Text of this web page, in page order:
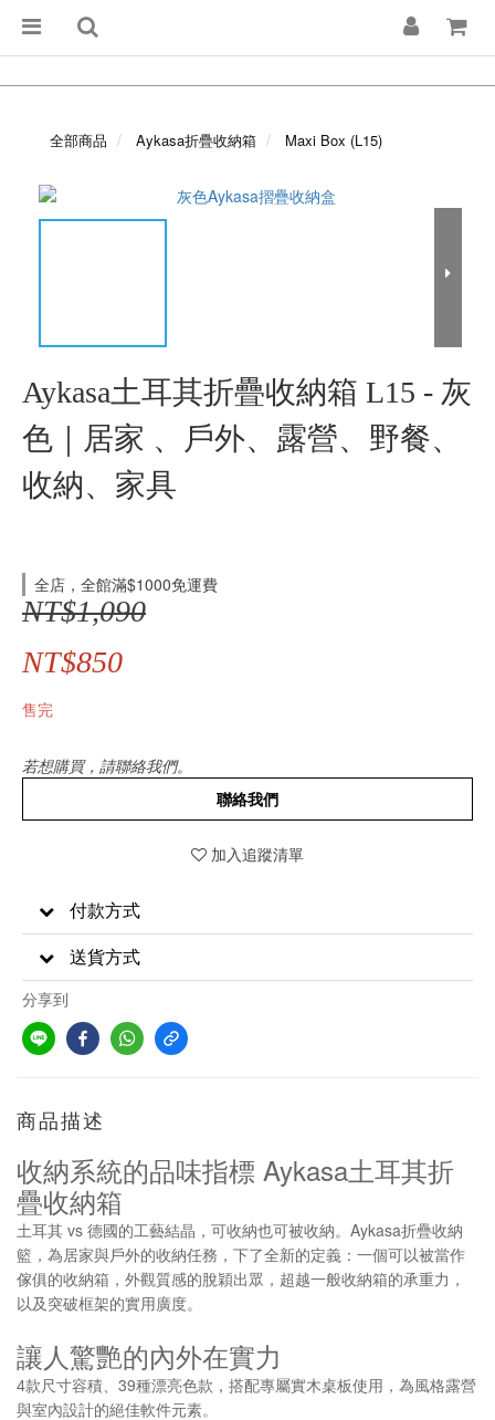
全部商品 Aykasa折疊收納箱 Maxi Box (L15)
Aykasa土耳其折疊收納箱 L15 - 灰
色｜居家 、戶外、露營、野餐、
收納、家具
全店，全館滿$1000免運費
NT$1,090
NT$850
售完
若想購買，請聯絡我們。
聯絡我們
加入追蹤清單
付款方式
送貨方式
分享到
商品描述
收納系統的品味指標 Aykasa土耳其折
疊收納箱
土耳其 vs 德國的工藝結晶，可收納也可被收納。 Aykasa折疊收納
籃，為居家與戶外的收納任務，下了全新的定義：一個可以被當作
傢俱的收納箱，外觀質感的脫穎出眾，超越一般收納箱的承重力，
以及突破框架的實用廣度。
讓人驚艷的內外在實力
4款尺寸容積、 39種漂亮色款，搭配專屬實木桌板使用，為風格露營
與室內設計的絕佳軟件元素。